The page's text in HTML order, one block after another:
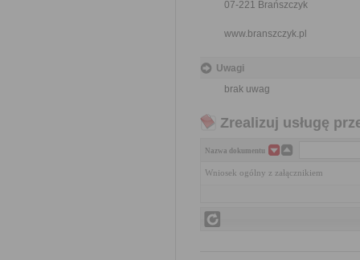
07-221 Brańszczyk
www.branszczyk.pl
Uwagi
brak uwag
Zrealizuj usługę
Nazwa dokumentu
Wniosek ogólny z załącznikiem